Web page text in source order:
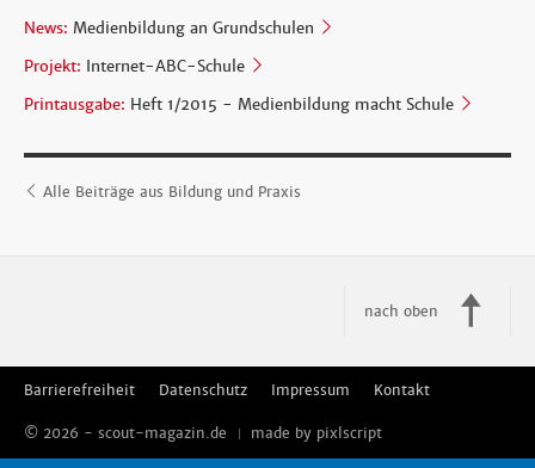
News: Medienbildung an Grundschulen
Projekt: Internet-ABC-Schule
Printausgabe: Heft 1/2015 - Medienbildung macht Schule
Alle Beiträge aus Bildung und Praxis
nach oben
Barrierefreiheit Datenschutz Impressum Kontakt
© 2026 - scout-magazin.de made by pixlscript